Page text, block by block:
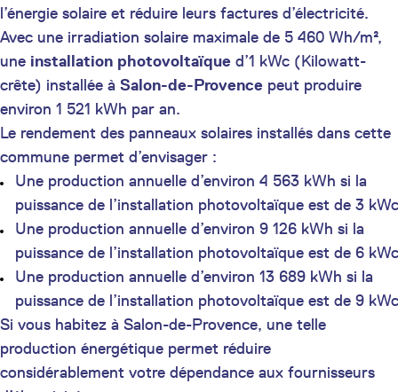
l’énergie solaire et réduire leurs factures d’électricité.
Avec une irradiation solaire maximale de 5 460 Wh/m²,
une installation photovoltaïque d’1 kWc (Kilowatt-
crête) installée à Salon-de-Provence peut produire
environ 1 521 kWh par an.
Le rendement des panneaux solaires installés dans cette
commune permet d’envisager :
Une production annuelle d’environ 4 563 kWh si la
puissance de l’installation photovoltaïque est de 3 kWc
Une production annuelle d’environ 9 126 kWh si la
puissance de l’installation photovoltaïque est de 6 kWc
Une production annuelle d’environ 13 689 kWh si la
puissance de l’installation photovoltaïque est de 9 kWc
Si vous habitez à Salon-de-Provence, une telle
production énergétique permet réduire
considérablement votre dépendance aux fournisseurs